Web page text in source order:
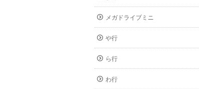
メガドライブミニ
や行
ら行
わ行